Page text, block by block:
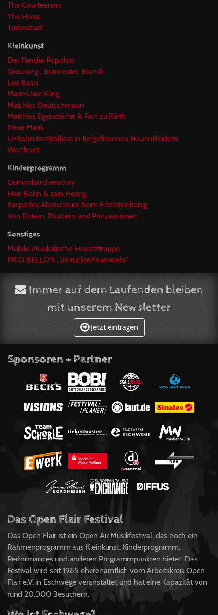
The Courteeners
The Hives
Turbostaat
Kleinkunst
Der Familie Popolski
Gieseking , Burmester, Brandl
Leo Bassi
Marc-Uwe Kling
Matthias Deutschmann
Matthias Egersdörfer & Fast zu Fürth
Rene Marik
U-Bahn Kontrollöre in tiefgefrorenen Frauenkleidern
Wortfront
Kinderprogramm
Gummibärchenstory
Herr Bohn & sein Hering
Kasperles Abendteuer beim Edelsteinkönig
Von Rittern, Räubern und Prinzessinnen
Sonstiges
Mobile Musikalische Einsatztruppe
PICO BELLO'S ,,Verrückte Feuerwehr"
Immer auf dem Laufenden bleiben
mit unserem Newsletter
Jetzt eintragen
Sponsoren + Partner
Das Open Flair Festival
Das Open Flair ist ein Open Air Musikfestival, das noch ein
Rahmenprogramm aus Kleinkunst, Kinderprogramm,
Performances und anderen Programmpunkten bietet. Das
Festival wird seit 1985 eherenamtlich vom Arbeitskreis Open
Flair e.V. in Eschwege veranstaltet und hat eine Kapazität von
rund 20.000 Besuchern.